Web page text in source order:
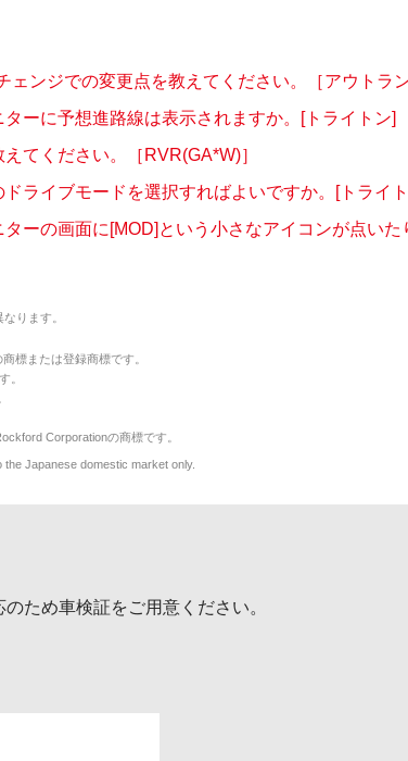
ェンジでの変更点を教えてください。［アウトラ
ーに予想進路線は表示されますか。[トライトン]
てください。［RVR(GA*W)］
ライブモードを選択すればよいですか。[トライ
ーの画面に[MOD]という小さなアイコンが点いた
ります。
標または登録商標です。
。
Corporationの商標です。
Japanese domestic market only.
ため車検証をご用意ください。